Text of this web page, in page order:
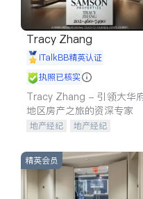
Tracy Zhang
iTalkBB精英认证
执照已核实
Tracy Zhang - 引领大华
地区房产之旅的资深专家
地产经纪
地产经纪
商铺租售
开发商建商
精英会员